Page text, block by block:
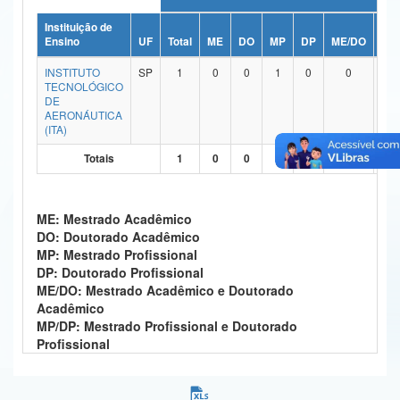
Ministério da Ciência, Tecnologia, Inovações e Comunicações
Ministério do Meio Ambiente
Ministério do Turismo
Ministério do Desenvolvimento Regional
Controladoria-Geral da União
Secretaria-Geral
Secretaria de Governo
Gabinete de Segurança Institucional
Advocacia-Geral da União
Instituição de
Ensino
UF Total ME DO MP DP ME/DO
INSTITUTO
TECNOLÓGICO
DE
AERONÁUTICA
(ITA)
SP 1 0 0 1 0 0
Totais 1 0 0 1 0 0
ME: Mestrado Acadêmico
DO: Doutorado Acadêmico
MP: Mestrado Profissional
DP: Doutorado Profissional
ME/DO: Mestrado Acadêmico e Doutorado
Acadêmico
MP/DP: Mestrado Profissional e Doutorado
Profissional